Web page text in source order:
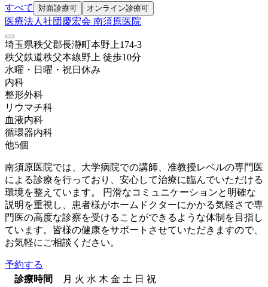
すべて
対面診療可 オンライン診療可
医療法人社団慶宏会 南須原医院
埼玉県秩父郡長瀞町本野上174-3
秩父鉄道秩父本線野上 徒歩10分
水曜・日曜・祝日 休み
内科
整形外科
リウマチ科
血液内科
循環器内科
他5個
南須原医院では、大学病院での講師、准教授レベルの専門医
による診療を行っており、安心して治療に臨んでいただける
環境を整えています。 円滑なコミュニケーションと明確な
説明を重視し、患者様がホームドクターにかかる気軽さで専
門医の高度な診察を受けることができるような体制を目指し
ています。皆様の健康をサポートさせていただきますので、
お気軽にご相談ください。
予約する
診療時間
月 火 水 木 金 土 日 祝